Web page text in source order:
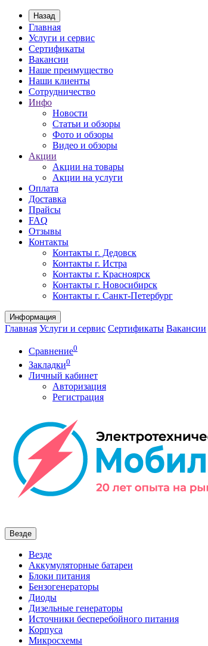
Назад
Главная
Услуги и сервис
Сертификаты
Вакансии
Наше преимущество
Наши клиенты
Сотрудничество
Инфо
Новости
Статьи и обзоры
Фото и обзоры
Видео и обзоры
Акции
Акции на товары
Акции на услуги
Оплата
Доставка
Прайсы
FAQ
Отзывы
Контакты
Контакты г. Дедовск
Контакты г. Истра
Контакты г. Красноярск
Контакты г. Новосибирск
Контакты г. Санкт-Петербург
Информация
Главная Услуги и сервис Сертификаты Вакансии
Сравнение0
Закладки0
Личный кабинет
Авторизация
Регистрация
Везде
Везде
Аккумуляторные батареи
Блоки питания
Бензогенераторы
Диоды
Дизельные генераторы
Источники бесперебойного питания
Корпуса
Микросхемы